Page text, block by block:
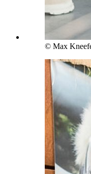
© Max